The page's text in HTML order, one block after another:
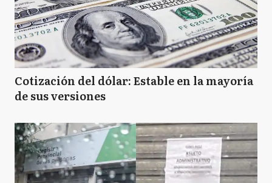
Cotización del dólar: Estable en la mayoría
de sus versiones